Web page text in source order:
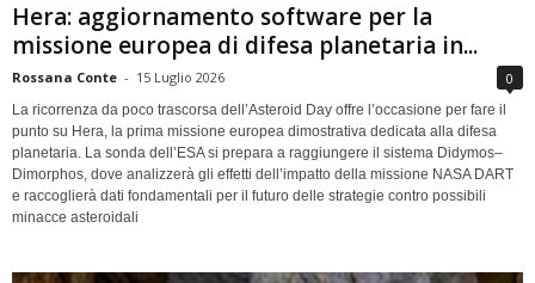
Hera: aggiornamento software per la
missione europea di difesa planetaria in...
Rossana Conte - 15 Luglio 2026 0
La ricorrenza da poco trascorsa dell’Asteroid Day offre l’occasione per fare il
punto su Hera, la prima missione europea dimostrativa dedicata alla difesa
planetaria. La sonda dell’ESA si prepara a raggiungere il sistema Didymos–
Dimorphos, dove analizzerà gli effetti dell’impatto della missione NASA DART
e raccoglierà dati fondamentali per il futuro delle strategie contro possibili
minacce asteroidali